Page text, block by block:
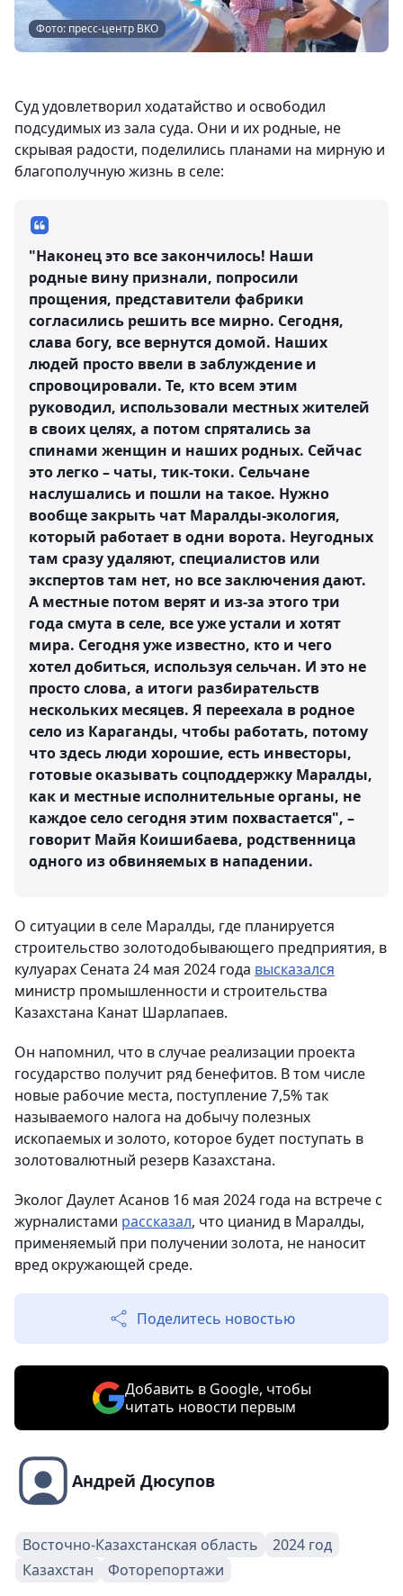
Фото: пресс-центр ВКО
Суд удовлетворил ходатайство и освободил
подсудимых из зала суда. Они и их родные, не
скрывая радости, поделились планами на мирную и
благополучную жизнь в селе:
"Наконец это все закончилось! Наши
родные вину признали, попросили
прощения, представители фабрики
согласились решить все мирно. Сегодня,
слава богу, все вернутся домой. Наших
людей просто ввели в заблуждение и
спровоцировали. Те, кто всем этим
руководил, использовали местных жителей
в своих целях, а потом спрятались за
спинами женщин и наших родных. Сейчас
это легко – чаты, тик-токи. Сельчане
наслушались и пошли на такое. Нужно
вообще закрыть чат Маралды-экология,
который работает в одни ворота. Неугодных
там сразу удаляют, специалистов или
экспертов там нет, но все заключения дают.
А местные потом верят и из-за этого три
года смута в селе, все уже устали и хотят
мира. Сегодня уже известно, кто и чего
хотел добиться, используя сельчан. И это не
просто слова, а итоги разбирательств
нескольких месяцев. Я переехала в родное
село из Караганды, чтобы работать, потому
что здесь люди хорошие, есть инвесторы,
готовые оказывать соцподдержку Маралды,
как и местные исполнительные органы, не
каждое село сегодня этим похвастается", –
говорит Майя Коишибаева, родственница
одного из обвиняемых в нападении.
О ситуации в селе Маралды, где планируется
строительство золотодобывающего предприятия, в
кулуарах Сената 24 мая 2024 года высказался
министр промышленности и строительства
Казахстана Канат Шарлапаев.
Он напомнил, что в случае реализации проекта
государство получит ряд бенефитов. В том числе
новые рабочие места, поступление 7,5% так
называемого налога на добычу полезных
ископаемых и золото, которое будет поступать в
золотовалютный резерв Казахстана.
Эколог Даулет Асанов 16 мая 2024 года на встрече с
журналистами рассказал, что цианид в Маралды,
применяемый при получении золота, не наносит
вред окружающей среде.
Поделитесь новостью
Добавить в Google, чтобы
читать новости первым
Андрей Дюсупов
Восточно-Казахстанская область
2024 год
Казахстан
Фоторепортажи